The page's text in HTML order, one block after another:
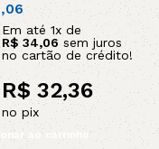
Em até 1x de
R$34,06sem juros
no cartão de crédito!
R$ 32,36
no pix
ao carrinho